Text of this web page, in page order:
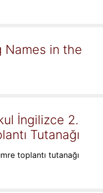
Names in the
İngilizce 2.
Tutanağı
toplantı tutanağı